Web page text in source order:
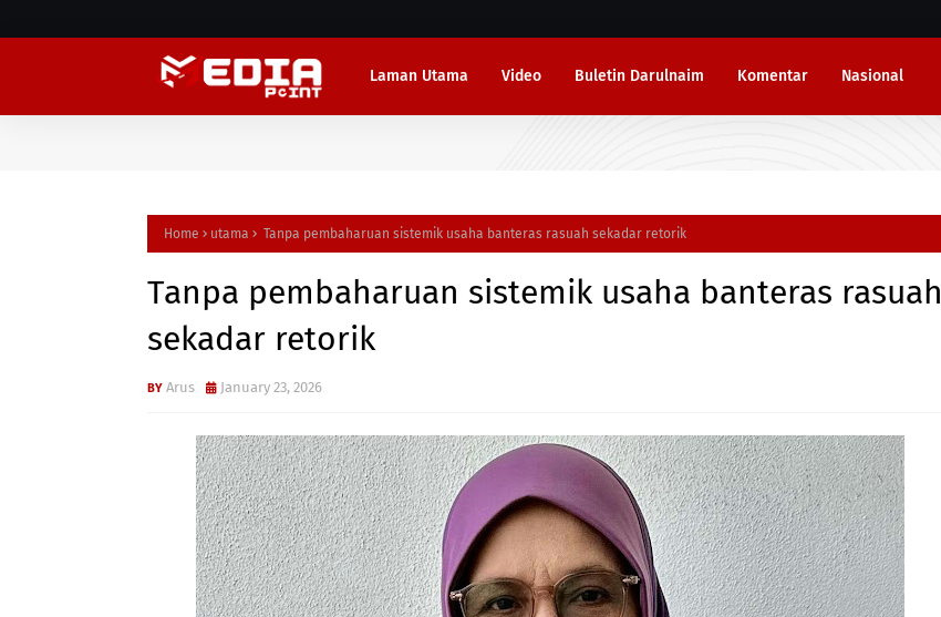
Laman Utama Video Buletin Darulnaim Komentar Nasional
Home utama Tanpa pembaharuan sistemik usaha banteras rasuah sekadar retorik
Tanpa pembaharuan sistemik usaha banteras rasuah
sekadar retorik
Arus January 23, 2026